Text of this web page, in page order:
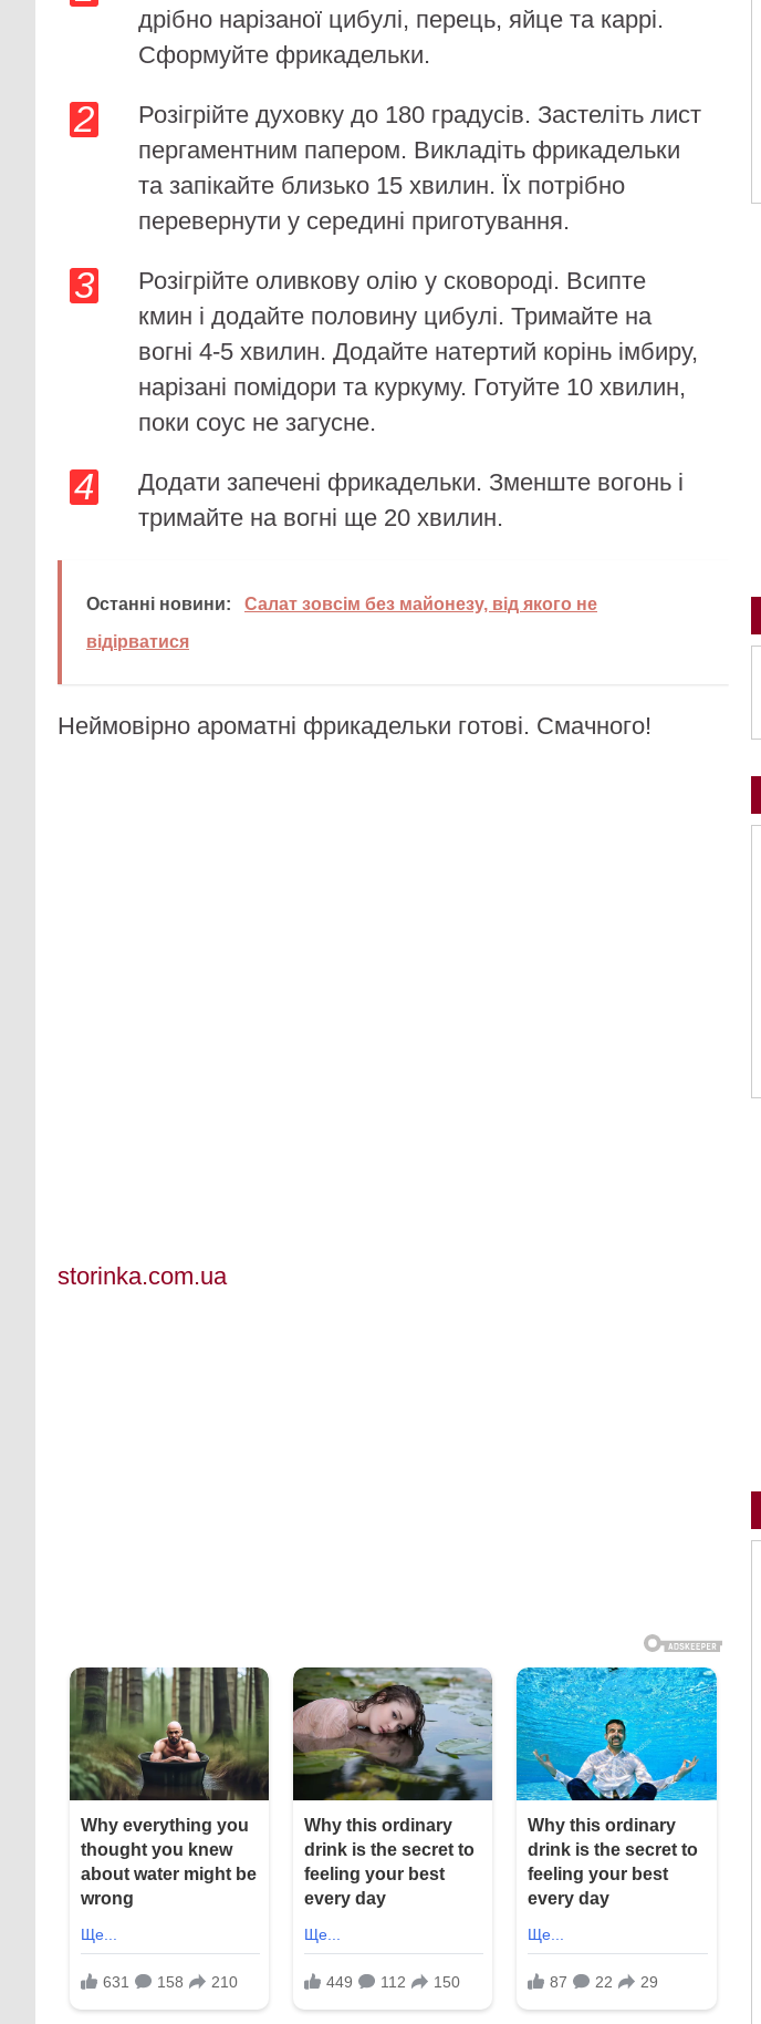
дрібно нарізаної цибулі, перець, яйце та каррі.
Сформуйте фрикадельки.
Розігрійте духовку до 180 градусів. Застеліть лист
пергаментним папером. Викладіть фрикадельки
та запікайте близько 15 хвилин. Їх потрібно
перевернути у середині приготування.
Розігрійте оливкову олію у сковороді. Всипте
кмин і додайте половину цибулі. Тримайте на
вогні 4-5 хвилин. Додайте натертий корінь імбиру,
нарізані помідори та куркуму. Готуйте 10 хвилин,
поки соус не загусне.
Додати запечені фрикадельки. Зменште вогонь і
тримайте на вогні ще 20 хвилин.
Останні новини:
Салат зовсім без майонезу, від якого не
відірватися
Неймовірно ароматні фрикадельки готові. Смачного!
storinka.com.ua